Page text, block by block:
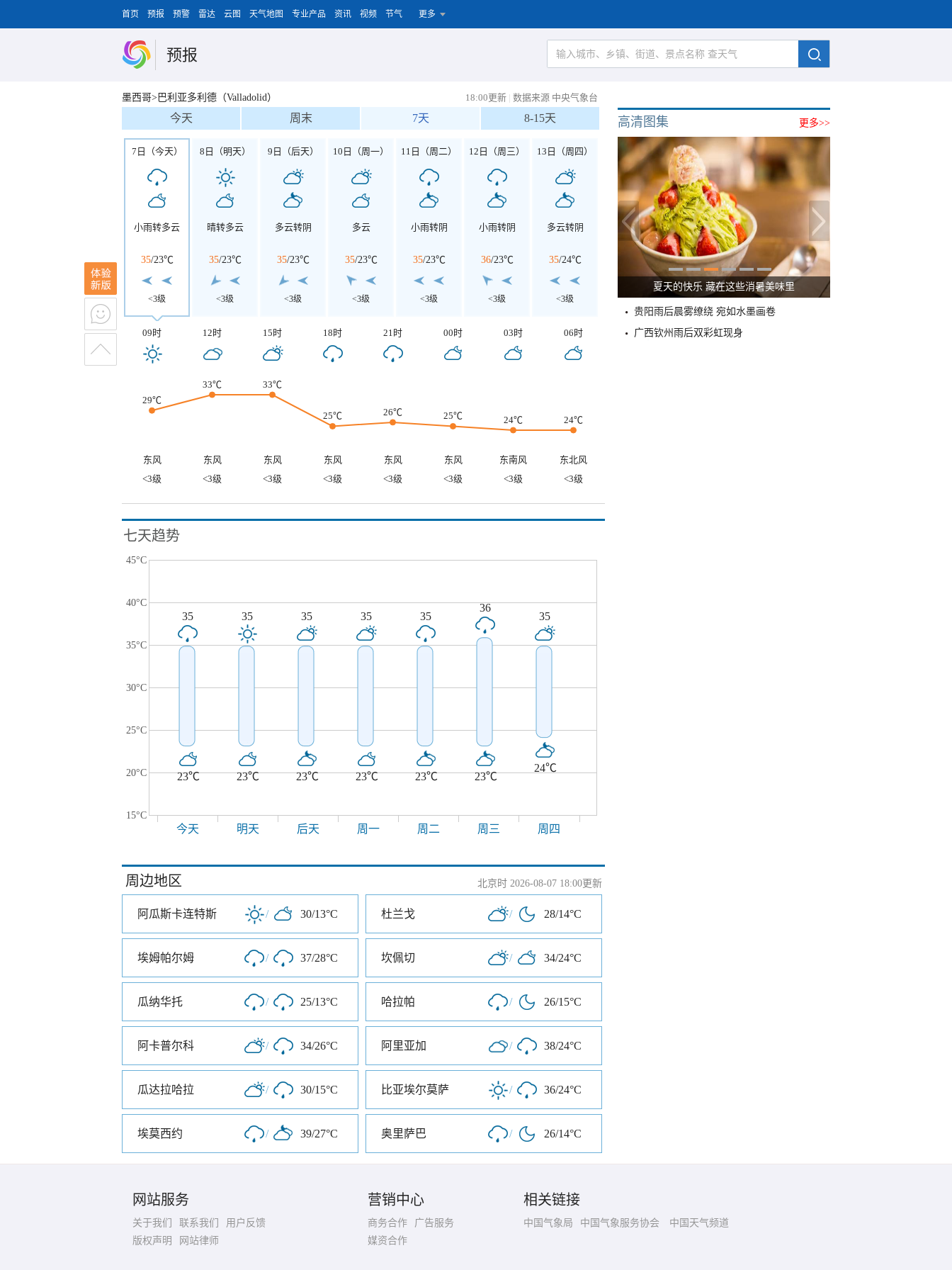
首页 预报 预警 雷达 云图 天气地图 专业产品 资讯 视频 节气 更多
预报
墨西哥>巴利亚多利德（Valladolid） 18:00更新 | 数据来源 中央气象台
今天 周末 7天 8-15天
7日（今天）
小雨转多云
35/23℃
<3级
8日（明天）
晴转多云
35/23℃
<3级
9日（后天）
多云转阴
35/23℃
<3级
10日（周一）
多云
35/23℃
<3级
11日（周二）
小雨转阴
35/23℃
<3级
12日（周三）
小雨转阴
36/23℃
<3级
13日（周四）
多云转阴
35/24℃
<3级
09时 12时 15时 18时 21时 00时 03时 06时
29℃
33℃ 33℃
25℃ 26℃ 25℃ 24℃ 24℃
东风 东风 东风 东风 东风 东风 东南风
东北风
<3级
<3级 <3级 <3级 <3级 <3级 <3级 <3级
七天趋势
45°C
40°C
35°C
30°C
25°C
20°C
15°C
35
23℃
35
23℃
35
23℃
35
23℃
35
23℃
36
23℃
35
24℃
今天 明天 后天 周一 周二 周三 周四
周边地区 北京时 2026-08-07 18:00更新
阿瓜斯卡连特斯 / 30/13°C 杜兰戈 / 28/14°C
埃姆帕尔姆 / 37/28°C 坎佩切 / 34/24°C
瓜纳华托 / 25/13°C 哈拉帕 / 26/15°C
阿卡普尔科 / 34/26°C 阿里亚加 / 38/24°C
瓜达拉哈拉 / 30/15°C 比亚埃尔莫萨 / 36/24°C
埃莫西约 / 39/27°C 奥里萨巴 / 26/14°C
更多>>
高清图集
夏天的快乐 藏在这些消暑美味里
贵阳雨后晨雾缭绕 宛如水墨画卷
广西钦州雨后双彩虹现身
网站服务
关于我们 联系我们
用户反馈
版权声明
网站律师
营销中心
商务合作
广告服务
媒资合作
相关链接
中国气象局 中国气象服务协会 中国天气频道